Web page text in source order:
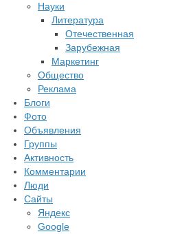
Науки
Литература
Отечественная
Зарубежная
Маркетинг
Общество
Реклама
Блоги
Фото
Объявления
Группы
Активность
Комментарии
Люди
Сайты
Яндекс
Google